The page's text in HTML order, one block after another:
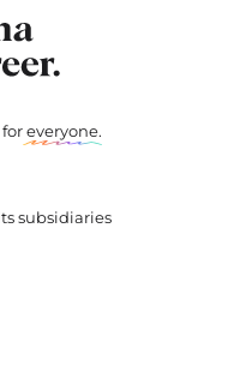
everyone.
subsidiaries